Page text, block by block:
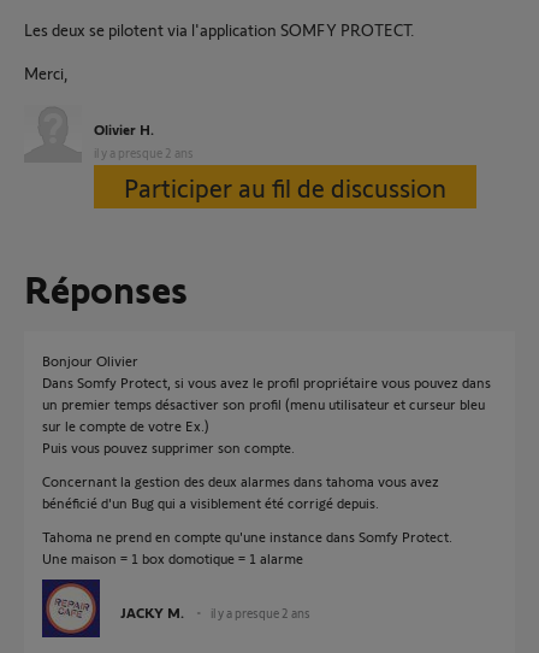
Les deux se pilotent via l'application SOMFY PROTECT.
Merci,
Olivier H.
il y a presque 2 ans
Participer au fil de discussion
Réponses
Bonjour Olivier
Dans Somfy Protect, si vous avez le profil propriétaire vous pouvez dans
un premier temps désactiver son profil (menu utilisateur et curseur bleu
sur le compte de votre Ex.)
Puis vous pouvez supprimer son compte.
Concernant la gestion des deux alarmes dans tahoma vous avez
bénéficié d'un Bug qui a visiblement été corrigé depuis.
Tahoma ne prend en compte qu'une instance dans Somfy Protect.
Une maison = 1 box domotique = 1 alarme
JACKY M. il y a presque 2 ans